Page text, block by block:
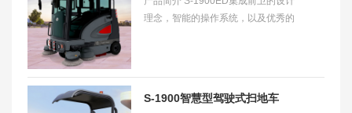
【探路者】
理念，智能的操作系统，以及优秀的
S-1900智慧型驾驶式扫地车